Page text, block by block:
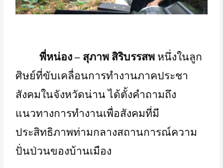
พี่หน่อง – สุภาพ สิริบรรสพ หนึ่งในลูก
ศิษย์ที่ขับเคลื่อนการทำงานภาคประชา
สังคมในจังหวัดน่าน ได้ตั้งคำถามถึง
แนวทางการทำงานเพื่อสังคมที่มี
ประสิทธิภาพท่ามกลางสถานการณ์ความ
ปั่นป่วนของบ้านเมือง